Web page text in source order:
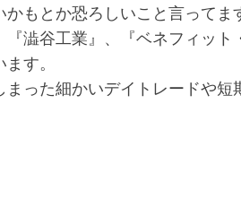
もとか恐ろしいこと言ってま
澁谷工業』、『ベネフィッ
す。
った細かいデイトレードや短